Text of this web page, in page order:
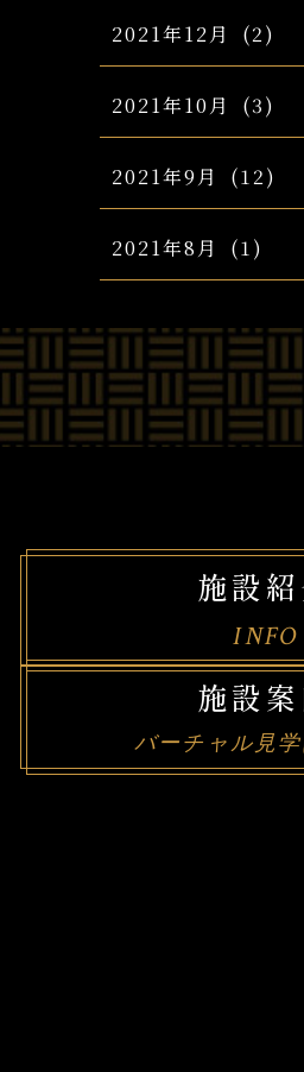
2021年12月 (2)
2021年10月 (3)
2021年9月 (12)
2021年8月 (1)
施設
INFO
施設案
バーチャル見